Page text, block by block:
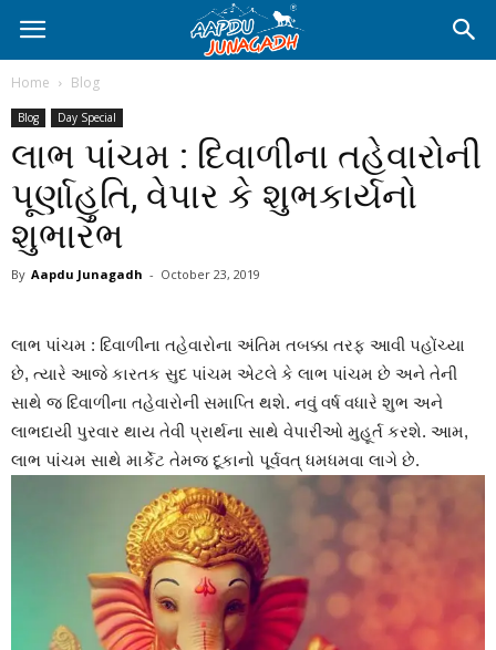
Home Blog
Blog Day Special
લાભ પાંચમ : દિવાળીના તહેવારોની
પૂર્ણાહુતિ, વેપાર કે શુભકાર્યનો
શુભારંભ
By Aapdu Junagadh - October 23, 2019
લાભ પાંચમ : દિવાળીના તહેવારોના અંતિમ તબક્કા તરફ આવી પહોંચ્યા
છે, ત્યારે આજે કારતક સુદ પાંચમ એટલે કે લાભ પાંચમ છે અને તેની
સાથે જ દિવાળીના તહેવારોની સમાપ્તિ થશે. નવું વર્ષ વધારે શુભ અને
લાભદાયી પુરવાર થાય તેવી પ્રાર્થના સાથે વેપારીઓ મુહૂર્ત કરશે. આમ,
લાભ પાંચમ સાથે માર્કેટ તેમજ દૂકાનો પૂર્વવત્ ધમધમવા લાગે છે.